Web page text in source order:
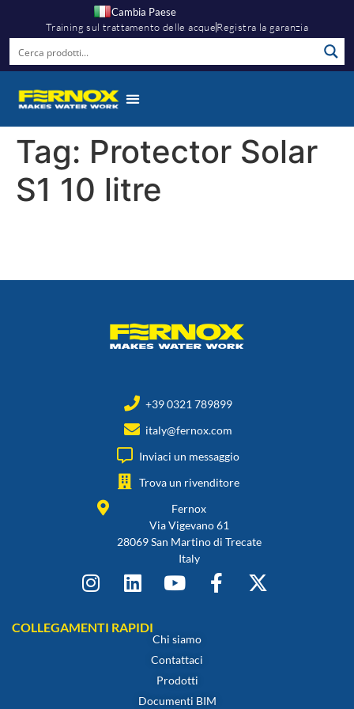
Cambia Paese
Training sul trattamento delle acqueRegistra la garanzia
Tag: Protector Solar
S1 10 litre
+39 0321 789899
italy@fernox.com
Inviaci un messaggio
Trova un rivenditore
Fernox
Via Vigevano 61
28069 San Martino di Trecate
Italy
COLLEGAMENTI RAPIDI
Chi siamo
Contattaci
Prodotti
Documenti BIM